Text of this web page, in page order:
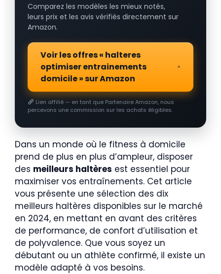
Comparez les modèles les mieux notés,
leurs prix et les avis vérifiés directement sur
Amazon.
Voir les offres « halteres
optimiser entrainements
domicile » sur Amazon
Lien affilié — en tant que Partenaire Amazon, nous
percevons une commission sur les achats éligibles.
Dans un monde où le fitness à domicile
prend de plus en plus d’ampleur, disposer
des meilleurs haltères est essentiel pour
maximiser vos entraînements. Cet article
vous présente une sélection des dix
meilleurs haltères disponibles sur le marché
en 2024, en mettant en avant des critères
de performance, de confort d’utilisation et
de polyvalence. Que vous soyez un
débutant ou un athlète confirmé, il existe un
modèle adapté à vos besoins.